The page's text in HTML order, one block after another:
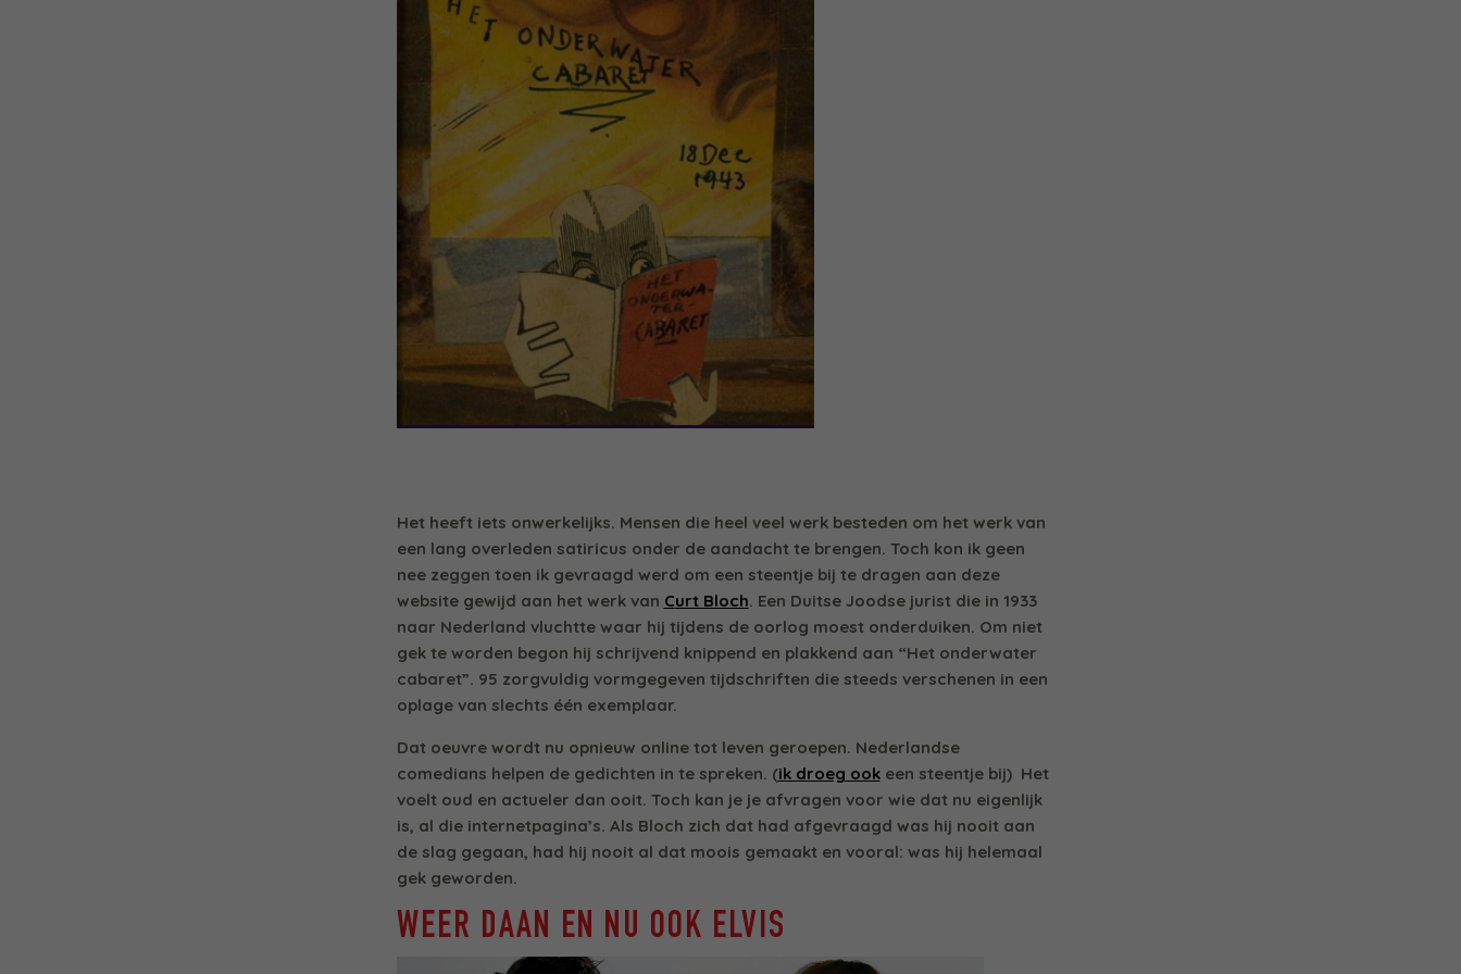
Het heeft iets onwerkelijks. Mensen die heel veel werk besteden om het werk van
een lang overleden satiricus onder de aandacht te brengen. Toch kon ik geen
nee zeggen toen ik gevraagd werd om een steentje bij te dragen aan deze
website gewijd aan het werk van Curt Bloch. Een Duitse Joodse jurist die in 1933
naar Nederland vluchtte waar hij tijdens de oorlog moest onderduiken. Om niet
gek te worden begon hij schrijvend knippend en plakkend aan “Het onderwater
cabaret”. 95 zorgvuldig vormgegeven tijdschriften die steeds verschenen in een
oplage van slechts één exemplaar.
Dat oeuvre wordt nu opnieuw online tot leven geroepen. Nederlandse
comedians helpen de gedichten in te spreken. (ik droeg ookeen steentje bij) Het
voelt oud en actueler dan ooit. Toch kan je je afvragen voor wie dat nu eigenlijk
is, al die internetpagina’s. Als Bloch zich dat had afgevraagd was hij nooit aan
de slag gegaan, had hij nooit al dat moois gemaakt en vooral: was hij helemaal
gek geworden.
WEER DAAN EN NU OOK ELVIS